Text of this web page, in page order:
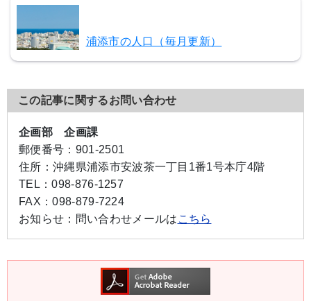
浦添市の人口（毎月更新）
この記事に関するお問い合わせ
企画部 企画課
郵便番号： 901-2501
住所： 沖縄県浦添市安波茶一丁目1番1号本庁4階
TEL：098-876-1257
FAX：098-879-7224
お知らせ： 問い合わせメールは こちら